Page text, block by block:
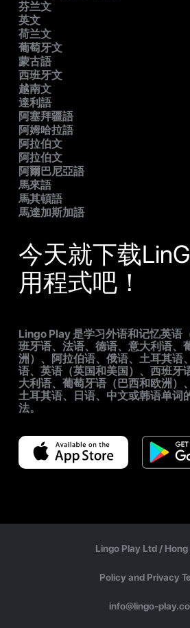
芬兰文
英文
荷兰文
葡萄牙文
蒙古語
西班牙文
越南文
達利語
阿塞拜疆語
阿姆哈拉語
阿拉伯文
阿拉伯文
阿爾巴尼亞語
馬來語
馬其頓語
馬達加斯加語
今天就下载
用程式吧！
Lingo Play 是学习外语和记忆英语
班牙语、法语、德语、意大利语、
洲）、阿拉伯语、俄语、土耳其语
语、英语（英国和美国）、西班牙
大利语、葡萄牙语（巴西和欧洲）
土耳其语、日语、中文或韩语单词
法。
Lingo Play Ltd / Hong
Policy and Privacy
info@lingo-